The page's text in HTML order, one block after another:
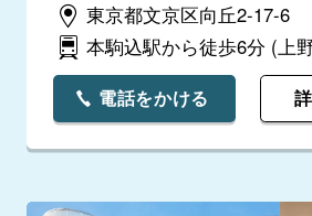
東京都文京区向丘2-17-6
本駒込駅から徒歩6分 (上
電話をかける